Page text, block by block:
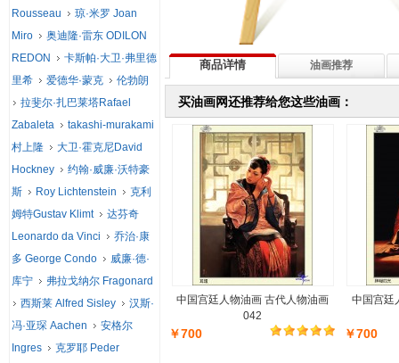
商品详情 油画推荐
买油画网还推荐给您这些油画：
中国宫廷人物油画 古代人物油画
042
￥700
中国宫廷
￥700
Rousseau
琼·米罗 Joan
Miro
奥迪隆·雷东 ODILON
REDON
卡斯帕·大卫·弗里德
里希
爱德华·蒙克
伦勃朗
拉斐尔·扎巴莱塔Rafael
Zabaleta
takashi-murakami
村上隆
大卫·霍克尼David
Hockney
约翰·威廉·沃特豪
斯
Roy Lichtenstein
克利
姆特Gustav Klimt
达芬奇
Leonardo da Vinci
乔治·康
多 George Condo
威廉·德·
库宁
弗拉戈纳尔 Fragonard
西斯莱 Alfred Sisley
汉斯·
冯·亚琛 Aachen
安格尔
Ingres
克罗耶 Peder